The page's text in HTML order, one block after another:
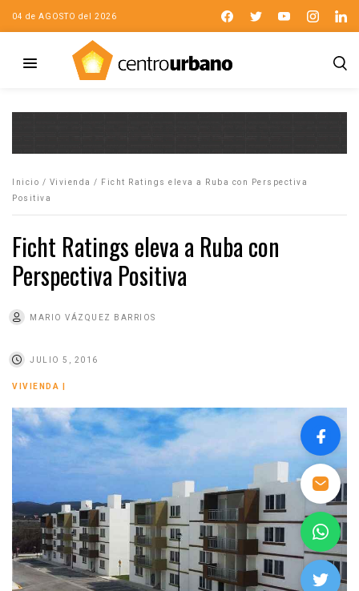
04 de AGOSTO del 2026
Inicio / Vivienda /
Ficht Ratings eleva a Ruba con Perspectiva
Positiva
Ficht Ratings eleva a Ruba con
Perspectiva Positiva
MARIO VÁZQUEZ BARRIOS
JULIO 5, 2016
VIVIENDA